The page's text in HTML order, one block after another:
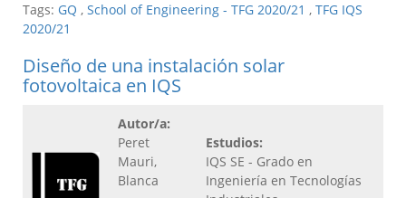
Tags: GQ , School of Engineering - TFG 2020/21 , TFG IQS
2020/21
Diseño de una instalación solar
fotovoltaica en IQS
Autor/a:
Peret
Mauri,
Blanca
Estudios:
IQS SE - Grado en
Ingeniería en Tecnologías